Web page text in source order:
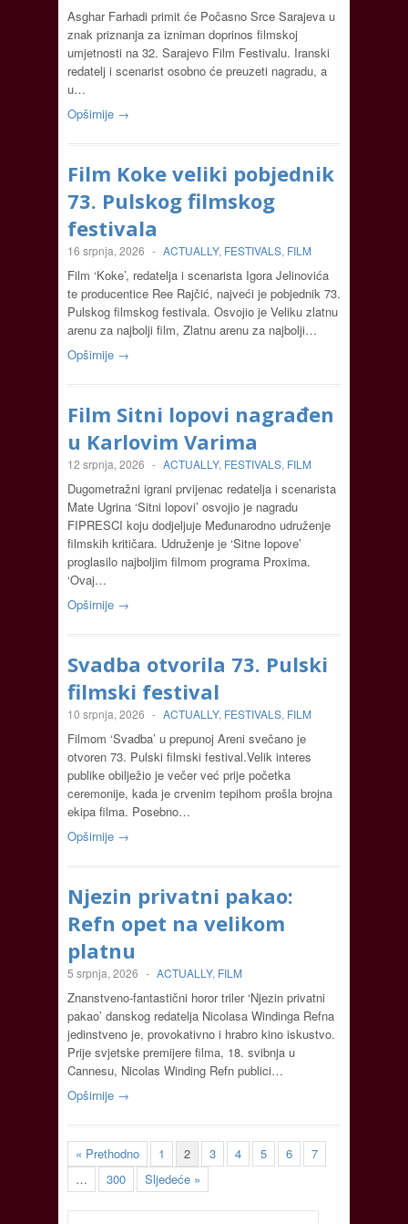
Asghar Farhadi primit će Počasno Srce Sarajeva u
znak priznanja za izniman doprinos filmskoj
umjetnosti na 32. Sarajevo Film Festivalu. Iranski
redatelj i scenarist osobno će preuzeti nagradu, a
u…
Opširnije →
Film Koke veliki pobjednik
73. Pulskog filmskog
festivala
16 srpnja, 2026 - ACTUALLY, FESTIVALS, FILM
Film ‘Koke’, redatelja i scenarista Igora Jelinovića
te producentice Ree Rajčić, najveći je pobjednik 73.
Pulskog filmskog festivala. Osvojio je Veliku zlatnu
arenu za najbolji film, Zlatnu arenu za najbolji…
Opširnije →
Film Sitni lopovi nagrađen
u Karlovim Varima
12 srpnja, 2026 - ACTUALLY, FESTIVALS, FILM
Dugometražni igrani prvijenac redatelja i scenarista
Mate Ugrina ‘Sitni lopovi’ osvojio je nagradu
FIPRESCI koju dodjeljuje Međunarodno udruženje
filmskih kritičara. Udruženje je ‘Sitne lopove’
proglasilo najboljim filmom programa Proxima.
‘Ovaj…
Opširnije →
Svadba otvorila 73. Pulski
filmski festival
10 srpnja, 2026 - ACTUALLY, FESTIVALS, FILM
Filmom ‘Svadba’ u prepunoj Areni svečano je
otvoren 73. Pulski filmski festival.Velik interes
publike obilježio je večer već prije početka
ceremonije, kada je crvenim tepihom prošla brojna
ekipa filma. Posebno…
Opširnije →
Njezin privatni pakao:
Refn opet na velikom
platnu
5 srpnja, 2026 - ACTUALLY, FILM
Znanstveno-fantastični horor triler ‘Njezin privatni
pakao’ danskog redatelja Nicolasa Windinga Refna
jedinstveno je, provokativno i hrabro kino iskustvo.
Prije svjetske premijere filma, 18. svibnja u
Cannesu, Nicolas Winding Refn publici…
Opširnije →
« Prethodno 1 2 3 4 5 6
7
…
300 Sljedeće »